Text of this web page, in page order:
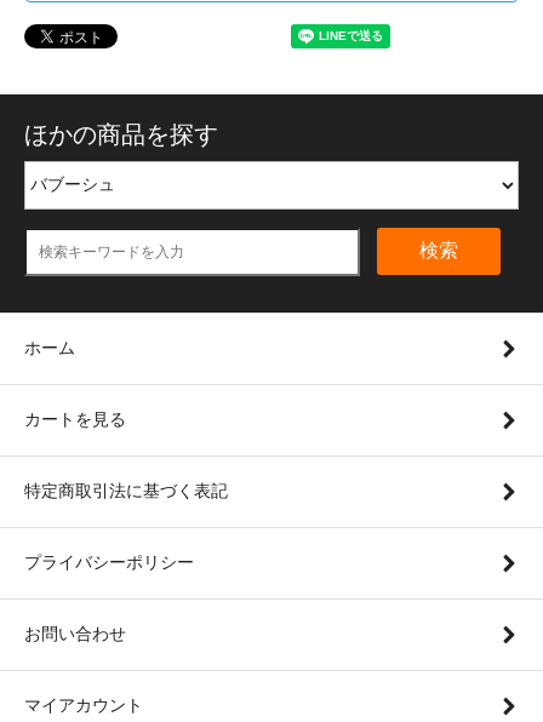
ほかの商品を探す
検索
ホーム
カートを見る
特定商取引法に基づく表記
プライバシーポリシー
お問い合わせ
マイアカウント